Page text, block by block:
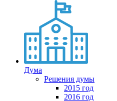
Дума
Решения думы
2015 год
2016 год